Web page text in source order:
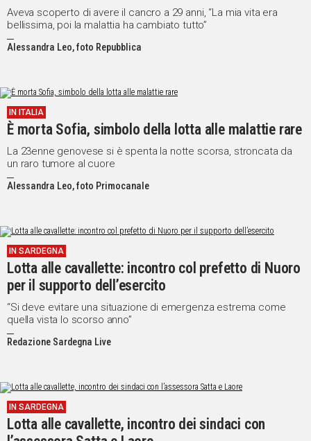
Aveva scoperto di avere il cancro a 29 anni, “La mia vita era
bellissima, poi la malattia ha cambiato tutto”
Alessandra Leo, foto Repubblica
IN ITALIA
È morta Sofia, simbolo della lotta alle malattie rare
La 23enne genovese si è spenta la notte scorsa, stroncata da
un raro tumore al cuore
Alessandra Leo, foto Primocanale
IN SARDEGNA
Lotta alle cavallette: incontro col prefetto di Nuoro
per il supporto dell’esercito
“Si deve evitare una situazione di emergenza estrema come
quella vista lo scorso anno”
Redazione Sardegna Live
IN SARDEGNA
Lotta alle cavallette, incontro dei sindaci con